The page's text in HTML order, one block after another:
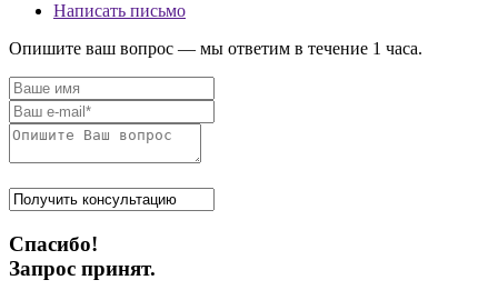
Написать письмо
Опишите ваш вопрос — мы ответим в течение 1 часа.
Спасибо!
Запрос принят.